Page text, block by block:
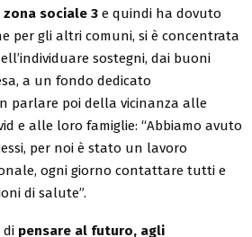
sociale 3 e quindi ha dovuto
per gli altri comuni, si è concentrata
sostegni, dai buoni
a un fondo dedicato
parlare poi della vicinanza alle
e alle loro famiglie: “Abbiamo avuto
per noi è stato un lavoro
ogni giorno contattare tutti e
di salute”.
di pensare al futuro, agli